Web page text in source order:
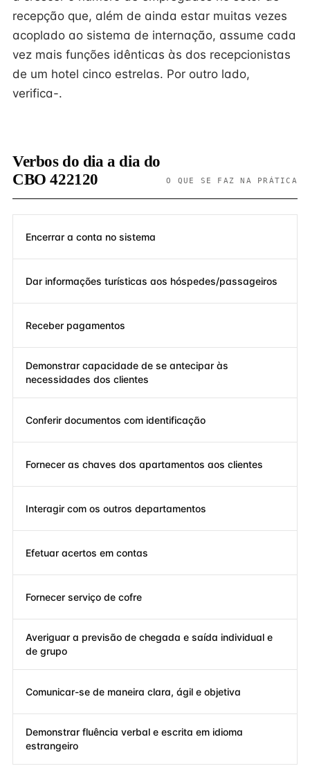
recepção que, além de ainda estar muitas vezes
acoplado ao sistema de internação, assume cada
vez mais funções idênticas às dos recepcionistas
de um hotel cinco estrelas. Por outro lado,
verifica-.
Verbos do dia a dia do
CBO 422120
O QUE SE FAZ NA PRÁTICA
Encerrar a conta no sistema
Dar informações turísticas aos hóspedes/passageiros
Receber pagamentos
Demonstrar capacidade de se antecipar às
necessidades dos clientes
Conferir documentos com identificação
Fornecer as chaves dos apartamentos aos clientes
Interagir com os outros departamentos
Efetuar acertos em contas
Fornecer serviço de cofre
Averiguar a previsão de chegada e saída individual e
de grupo
Comunicar-se de maneira clara, ágil e objetiva
Demonstrar fluência verbal e escrita em idioma
estrangeiro